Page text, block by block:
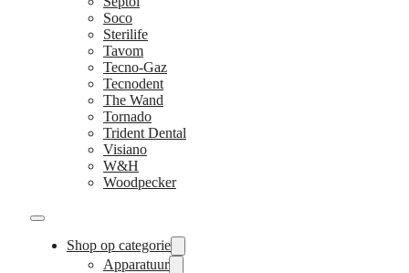
Soco
Sterilife
Tavom
Tecno-Gaz
Tecnodent
The Wand
Tornado
Trident Dental
Visiano
W&H
Woodpecker
Shop op categorie
Apparatuur